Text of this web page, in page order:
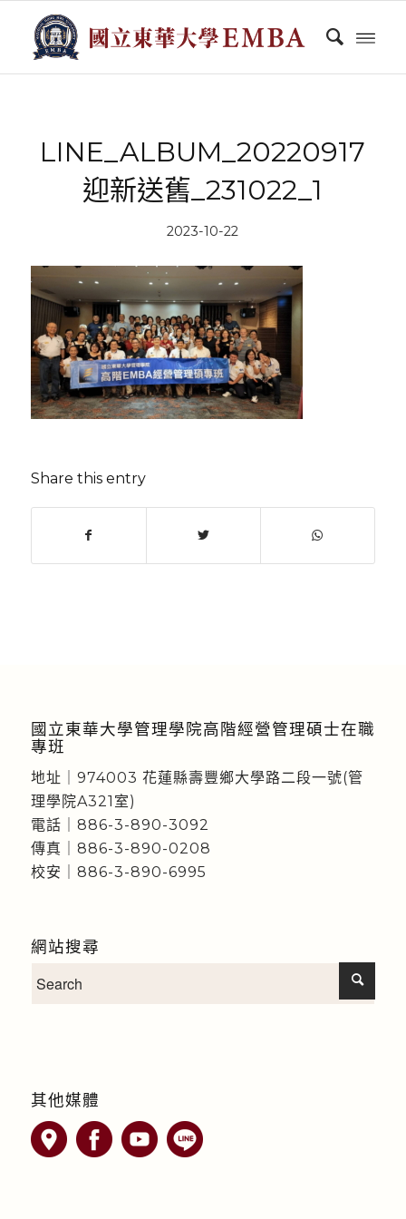
LINE_ALBUM_20220917
迎新送舊_231022_1
2023-10-22
Share this entry
國立東華大學管理學院高階經營管理碩士在職
專班
地址｜974003 花蓮縣壽豐鄉大學路二段一號(管
理學院A321室)
電話｜886-3-890-3092
傳真｜886-3-890-0208
校安｜886-3-890-6995
網站搜尋
其他媒體